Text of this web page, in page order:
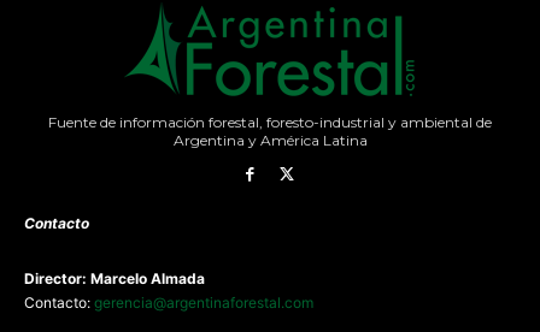
Fuente de información forestal, foresto-industrial y ambiental de
Argentina y América Latina
Contacto
Director: Marcelo Almada
Contacto: gerencia@argentinaforestal.com